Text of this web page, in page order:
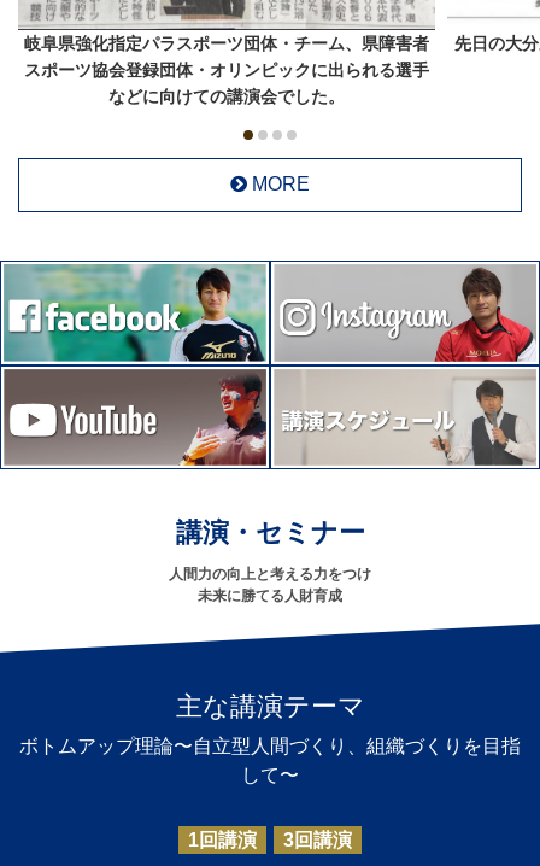
岐阜県強化指定パラスポーツ団体・チーム、県障害者
スポーツ協会登録団体・オリンピックに出られる選手
などに向けての講演会でした。
先日の大
MORE
講演・セミナー
人間力の向上と考える力をつけ
未来に勝てる人財育成
主な講演テーマ
ボトムアップ理論〜自立型人間づくり、組織づくりを目指
して〜
1回講演
3回講演